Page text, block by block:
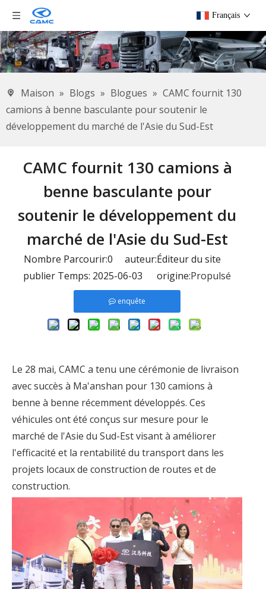
Français
Maison » Blogs » Blogues » CAMC fournit 130
camions à benne basculante pour soutenir le
développement du marché de l'Asie du Sud-Est
CAMC fournit 130 camions à
benne basculante pour
soutenir le développement du
marché de l'Asie du Sud-Est
Nombre Parcourir:0 auteur:Éditeur du site
publier Temps: 2025-06-03 origine:Propulsé
enquête
Le 28 mai, CAMC a tenu une cérémonie de livraison
avec succès à Ma'anshan pour 130 camions à
benne à benne récemment développés. Ces
véhicules ont été conçus sur mesure pour le
marché de l'Asie du Sud-Est visant à améliorer
l'efficacité et la rentabilité du transport dans les
projets locaux de construction de routes et de
construction.